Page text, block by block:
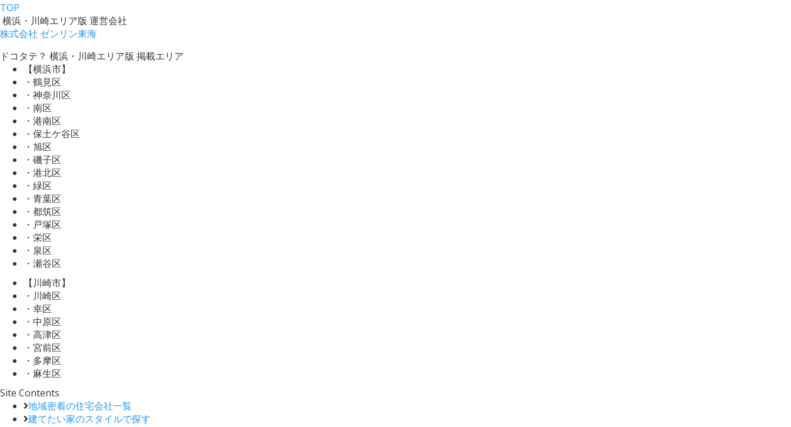
TOP
横浜・川崎エリア版 運営会社
株式会社 ゼンリン東海
ドコタテ？ 横浜・川崎エリア版 掲載エリア
【横浜市】
・鶴見区
・神奈川区
・南区
・港南区
・保土ケ谷区
・旭区
・磯子区
・港北区
・緑区
・青葉区
・都筑区
・戸塚区
・栄区
・泉区
・瀬谷区
【川崎市】
・川崎区
・幸区
・中原区
・高津区
・宮前区
・多摩区
・麻生区
Site Contents
地域密着の住宅会社一覧
建てたい家のスタイルで探す